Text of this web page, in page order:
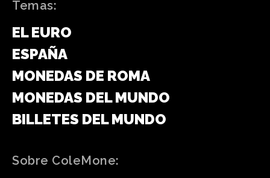
Temas:
EL EURO
ESPAÑA
MONEDAS DE ROMA
MONEDAS DEL MUNDO
BILLETES DEL MUNDO
Sobre ColeMone: